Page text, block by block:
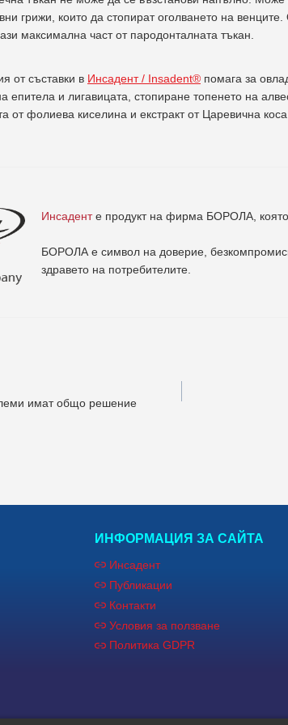
грижи, които да стопират оголването на
максимална част от пародонталната тъкан.
от съставки в Инсадент / Insadent® помага за
епитела и лигавицата, стопиране топенето на
от фолиева киселина и екстракт от Царевична
Инсаденте продукт на фирма БОРОЛА,
БОРОЛА е символ на доверие,
здравето на потребителите.
имат общо решение
ИНФОРМАЦИЯ ЗА САЙТА
Инсадент
Публикации
Контакти
Условия за ползване
Политика GDPR